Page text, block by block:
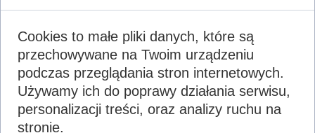
Właściwa wycena nieruchomości
najważniejszych etapów
sprzedaży. Cena zbyt wysoka
odstraszy potencjalnych
kupujących i sprawi, że
ogłoszenie będzie „wisieć” na
Cookies to małe pliki danych, które są
przechowywane na Twoim urządzeniu
podczas przeglądania stron internetowych.
Używamy ich do poprawy działania serwisu,
personalizacji treści, oraz analizy ruchu na
stronie.